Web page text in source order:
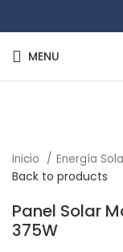
MENU
Inicio Energía
Back to products
Panel Solar
375W